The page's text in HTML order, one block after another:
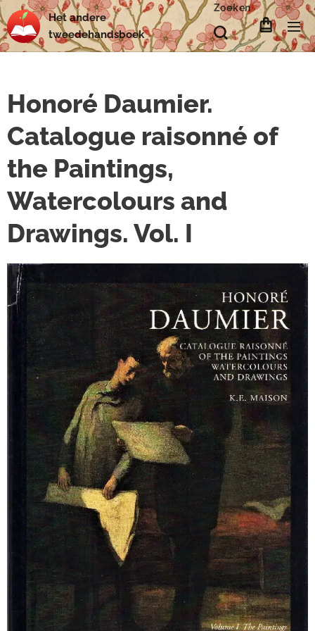
Hetandere
tweedehandsboek
Zoeken
Honoré Daumier.
Catalogue raisonné of
the Paintings,
Watercolours and
Drawings. Vol. I
Honoré Daumier. Catalogue raisonné of the Paintings,
Watercolours and Drawings. Vol. I